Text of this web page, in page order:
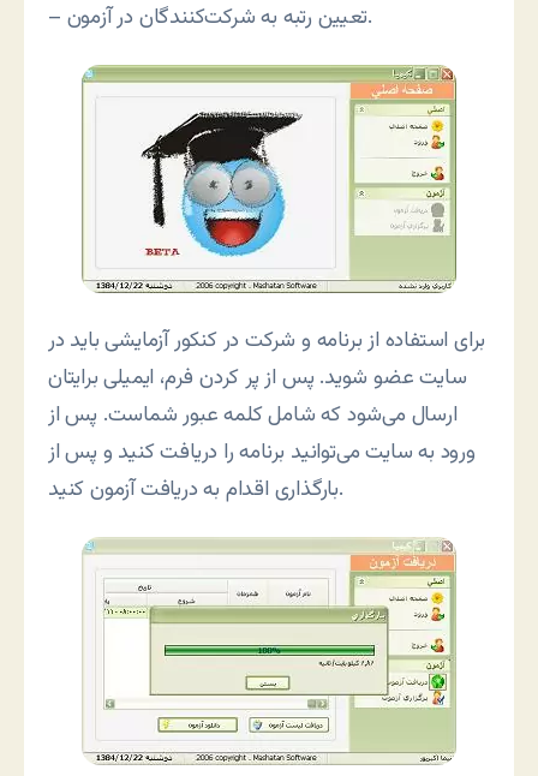
– تعیین رتبه به شرکت‌کنندگان در آزمون.
برای استفاده از برنامه و شرکت در کنکور آزمایشی باید در
سایت عضو شوید. پس از پر کردن فرم، ایمیلی برایتان
ارسال می‌شود که شامل کلمه عبور شماست. پس از
ورود به سایت می‌توانید برنامه را دریافت کنید و پس از
بارگذاری اقدام به دریافت آزمون کنید.